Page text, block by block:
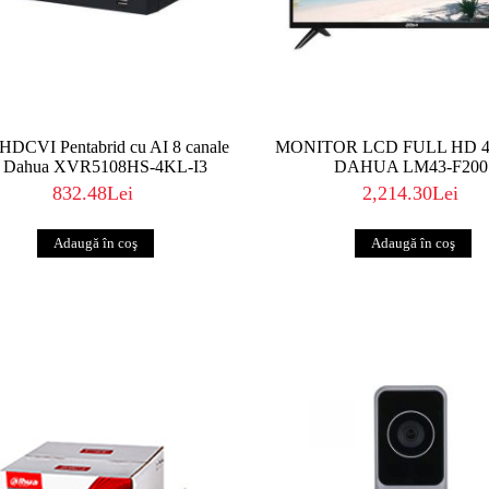
Pentabrid cu AI 8 canale
XVR5108HS-4KL-I3
832.48Lei
MONITOR LCD FULL HD
DAHUA LM43-F200
2,214.30Lei